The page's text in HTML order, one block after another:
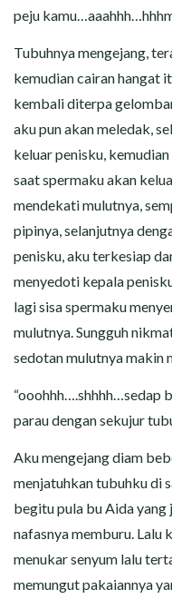
peju
Tubuhnya mengejang,
kemudian cairan hangat
kembali diterpa
aku pun akan meledak,
keluar penisku,
saat spermaku akan
mendekati mulutnya,
pipinya, selanjutnya
penisku, aku terkesiap
menyedoti kepala
lagi sisa spermaku
mulutnya. Sungguh
sedotan mulutnya makin
“ooohhh….shhhh…sedap
parau dengan sekujur
Aku mengejang diam
menjatuhkan tubuhku di
begitu pula bu Aida
nafasnya memburu. Lalu
menukar senyum lalu
memungut pakaiannya